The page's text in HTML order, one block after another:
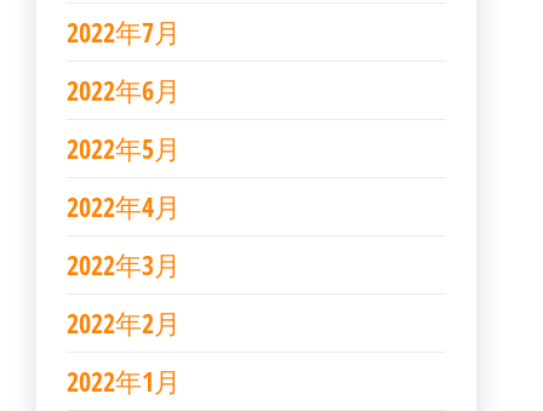
2022年7月
2022年6月
2022年5月
2022年4月
2022年3月
2022年2月
2022年1月